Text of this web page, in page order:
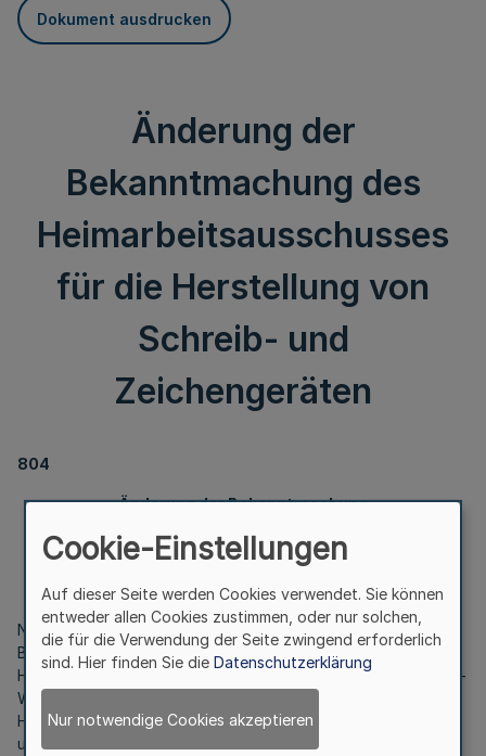
Dokument ausdrucken
Änderung der
Bekanntmachung des
Heimarbeitsausschusses
für die Herstellung von
Schreib- und
Zeichengeräten
804
Änderung der Bekanntmachung
von Schreib- und Zeichengeräten
Vom 30. Mai 2017
Nach Vereinbarung der Obersten Arbeitsbehörden der Länder
Baden-Württemberg, Bayern, Berlin, Brandenburg, Hamburg,
Hessen, Mecklenburg-Vorpommern, Niedersachsen, Nordrhein-
Westfalen, Rheinland-Pfalz, Sachsen-Anhalt, Schleswig-
Holstein und Thüringen und dem Bundesministerium für Arbeit
und Soziales wird der nach § 4 Absatz 1 des
Cookie-Einstellungen
Auf dieser Seite werden Cookies verwendet. Sie können
entweder allen Cookies zustimmen, oder nur solchen,
die für die Verwendung der Seite zwingend erforderlich
sind. Hier finden Sie die Datenschutzerklärung
Nur notwendige Cookies akzeptieren